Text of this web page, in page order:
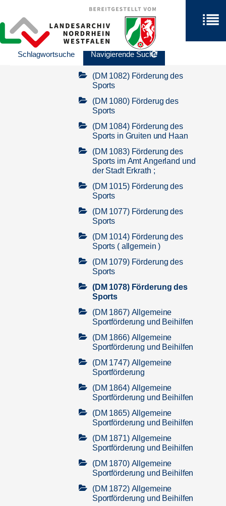
Schlagwortsuche Navigierende Suche
(DM 1763) Beihilfen zur
Förderung des Sports in
Erkrath
(DM 1081) Förderung des
Sports
(DM 1082) Förderung des
Sports
(DM 1080) Förderug des
Sports
(DM 1084) Förderung des
Sports in Gruiten und Haan
(DM 1083) Förderung des
Sports im Amt Angerland und
der Stadt Erkrath ;
(DM 1015) Förderung des
Sports
(DM 1077) Förderung des
Sports
(DM 1014) Förderung des
Sports ( allgemein )
(DM 1079) Förderung des
Sports
(DM 1078) Förderung des
Sports
(DM 1867) Allgemeine
Sportförderung und Beihilfen
(DM 1866) Allgemeine
Sportförderung und Beihilfen
(DM 1747) Allgemeine
Sportförderung
(DM 1864) Allgemeine
Sportförderung und Beihilfen
(DM 1865) Allgemeine
Sportförderung und Beihilfen
(DM 1871) Allgemeine
Sportförderung und Beihilfen
(DM 1870) Allgemeine
Sportförderung und Beihilfen
(DM 1872) Allgemeine
Sportförderung und Beihilfen